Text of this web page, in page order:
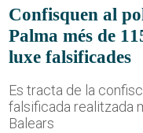
Confisquen al
Palma més de
luxe falsificades
Es tracta de la
falsificada realitzada
Balears